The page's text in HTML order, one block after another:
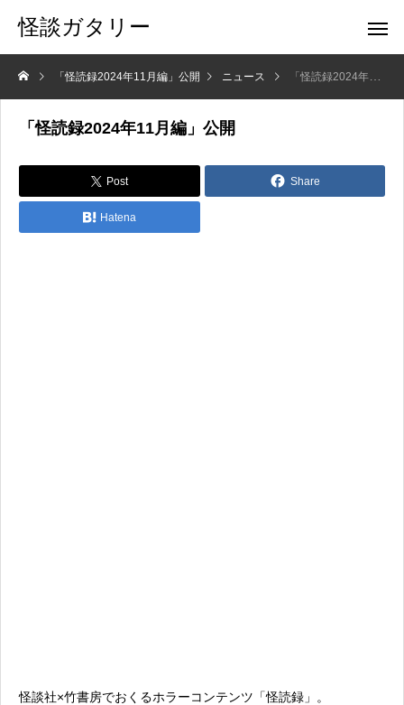
怪談ガタリー
「怪読録2024年11月編」公開 ニュース 「怪読録2024年11月編」公開
「怪読録2024年11月編」公開
Post Share
Hatena
怪談社×竹書房でおくるホラーコンテンツ「怪読録」。